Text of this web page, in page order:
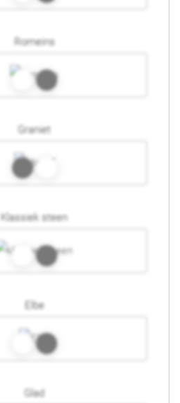
Romeins
Graniet
Klassiek steen
Elbe
Glad